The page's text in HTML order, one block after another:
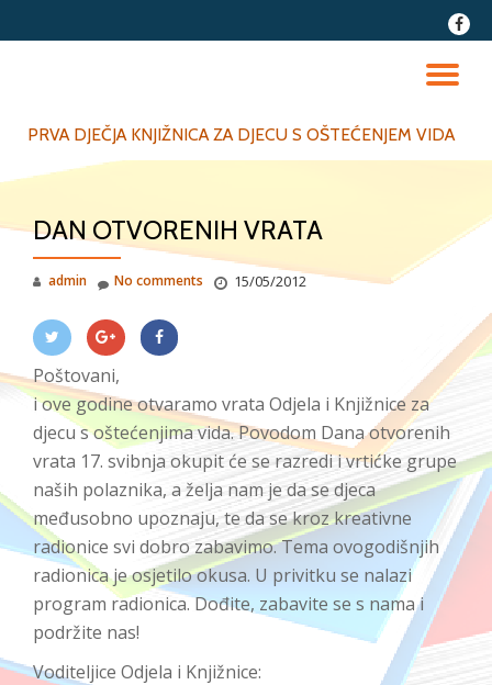
fa-
PRVA DJEČJA KNJIŽNICA ZA DJECU S OŠTEĆENJEM VIDA
DAN OTVORENIH VRATA
admin 15/05/2012
No comments
Poštovani,
i ove godine otvaramo vrata Odjela i Knjižnice za
djecu s oštećenjima vida. Povodom Dana otvorenih
vrata 17. svibnja okupit će se razredi i vrtićke grupe
naših polaznika, a želja nam je da se djeca
međusobno upoznaju, te da se kroz kreativne
radionice svi dobro zabavimo. Tema ovogodišnjih
radionica je osjetilo okusa. U privitku se nalazi
program radionica. Dođite, zabavite se s nama i
podržite nas!
Voditeljice Odjela i Knjižnice: